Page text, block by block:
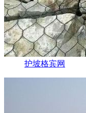
护坡格宾网